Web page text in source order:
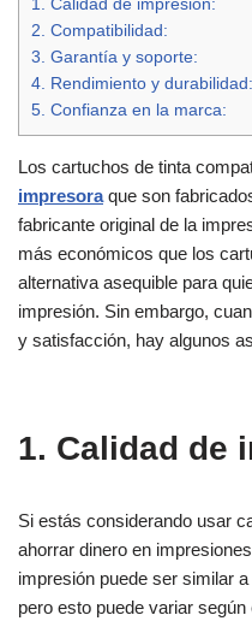
1. Calidad de impresión:
2. Compatibilidad:
3. Garantía y soporte:
4. Rendimiento y durabilidad:
5. Confianza en la marca:
Los cartuchos de tinta
impresoraque son
fabricante original de la
más económicos que los
alternativa asequible para
impresión. Sin embargo,
y satisfacción, hay algunos
1. Calidad de
Si estás considerando usar
ahorrar dinero en
impresión puede ser similar
pero esto puede variar